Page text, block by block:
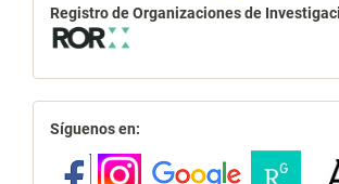
Registro de Organizaciones de
redes
Síguenos en: